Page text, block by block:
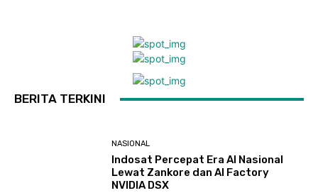
BERITA TERKINI
NASIONAL
Indosat Percepat Era AI Nasional
Lewat Zankore dan AI Factory
NVIDIA DSX